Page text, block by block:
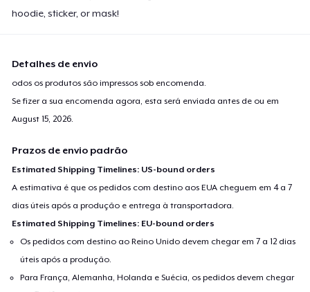
hoodie, sticker, or mask!
Detalhes de envio
odos os produtos são impressos sob encomenda.
Se fizer a sua encomenda agora, esta será enviada antes de ou em
August 15, 2026
Prazos de envio padrão
Estimated Shipping Timelines: US-bound orders
A estimativa é que os pedidos com destino aos EUA cheguem em 4 a 7
dias úteis após a produção e entrega à transportadora.
Estimated Shipping Timelines: EU-bound orders
Os pedidos com destino ao Reino Unido devem chegar em 7 a 12 dias
úteis após a produção.
Para França, Alemanha, Holanda e Suécia, os pedidos devem chegar